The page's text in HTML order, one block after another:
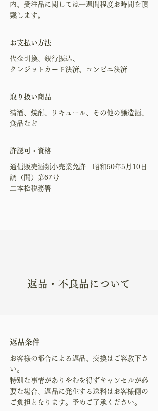
内、受注品に関しては一週間程度お時間を頂
戴します。
お支払い方法
代金引換、銀行振込、
クレジットカード決済、コンビニ決済
取り扱い商品
清酒、焼酎、リキュール、その他の醸造酒、
食品など
許認可・資格
通信販売酒類小売業免許 昭和50年5月10日
調（間）第67号
二本松税務署
返品・不良品について
返品条件
お客様の都合による返品、交換はご容赦下さ
い。
特別な事情がありやむを得ずキャンセルが必
要な場合、返品に発生する送料はお客様側の
ご負担となります。予めご了承ください。